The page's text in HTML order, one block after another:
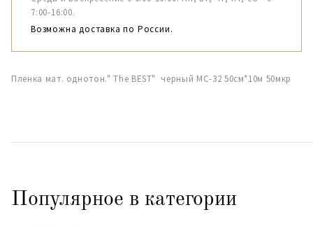
7:00-16:00.
Возможна доставка по России.
Пленка мат. однотон." The BEST" черный МС-32 50см*10м 50мкр
Популярное в категории